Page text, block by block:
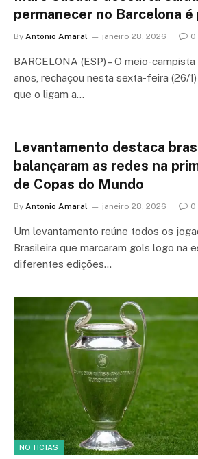
permanecer no Barcelona
By Antonio Amaral janeiro 28, 2026 0
BARCELONA (ESP) – O meio-
anos, rechaçou nesta sexta-feira (26/
que o ligam a…
Levantamento destaca
balançaram as redes na
de Copas do Mundo
By Antonio Amaral janeiro 28, 2026 0
Um levantamento reúne todos os
Brasileira que marcaram gols logo na
diferentes edições…
NOTICIAS